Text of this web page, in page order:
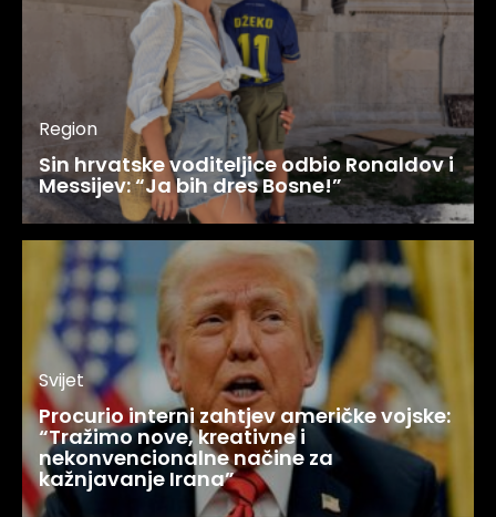
Region
Sin hrvatske voditeljice odbio Ronaldov i
Messijev: “Ja bih dres Bosne!”
Svijet
Procurio interni zahtjev američke vojske:
“Tražimo nove, kreativne i
nekonvencionalne načine za
kažnjavanje Irana”